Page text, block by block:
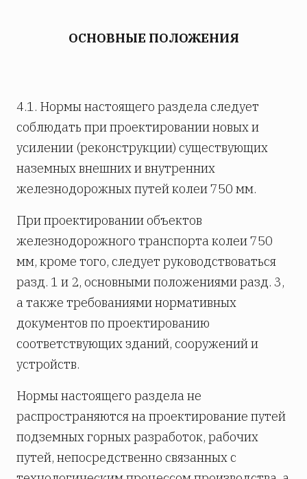
ОСНОВНЫЕ ПОЛОЖЕНИЯ
4.1. Нормы настоящего раздела следует
соблюдать при проектировании новых и
усилении (реконструкции) существующих
наземных внешних и внутренних
железнодорожных путей колеи 750 мм.
При проектировании объектов
железнодорожного транспорта колеи 750
мм, кроме того, следует руководствоваться
разд. 1 и 2, основными положениями разд. 3,
а также требованиями нормативных
документов по проектированию
соответствующих зданий, сооружений и
устройств.
Нормы настоящего раздела не
распространяются на проектирование путей
подземных горных разработок, рабочих
путей, непосредственно связанных с